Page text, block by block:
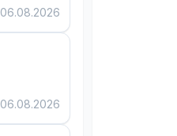
06.08.2026
06.08.2026